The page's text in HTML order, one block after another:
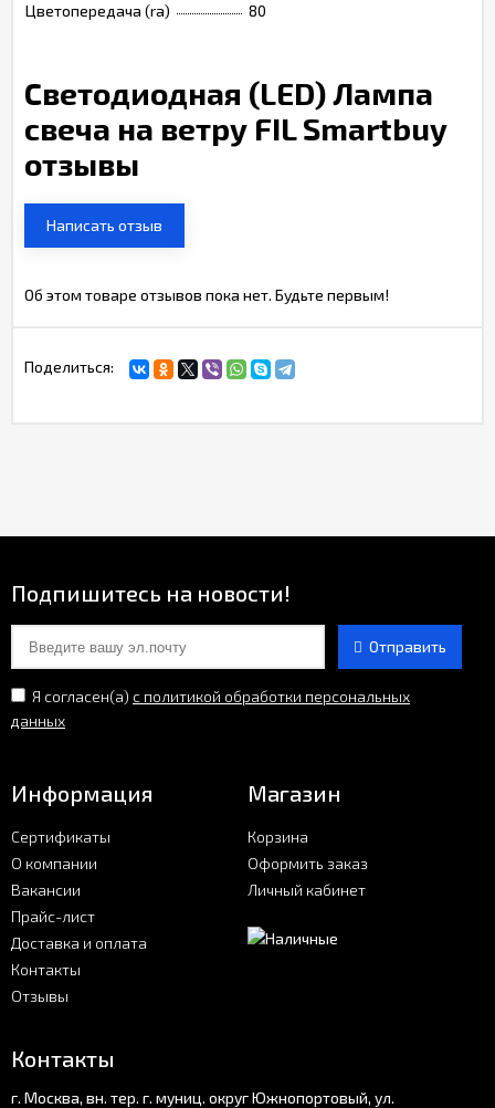
Цветопередача (ra)
80
Светодиодная (LED) Лампа
свеча на ветру FIL Smartbuy
отзывы
Написать отзыв
Об этом товаре отзывов пока нет. Будьте первым!
Поделиться:
Подпишитесь на новости!
Отправить
Я согласен(a) с политикой обработки персональных
данных
Информация
Сертификаты
О компании
Вакансии
Прайс-лист
Доставка и оплата
Контакты
Отзывы
Магазин
Корзина
Оформить заказ
Личный кабинет
Контакты
г. Москва, вн. тер. г. муниц. округ Южнопортовый, ул.